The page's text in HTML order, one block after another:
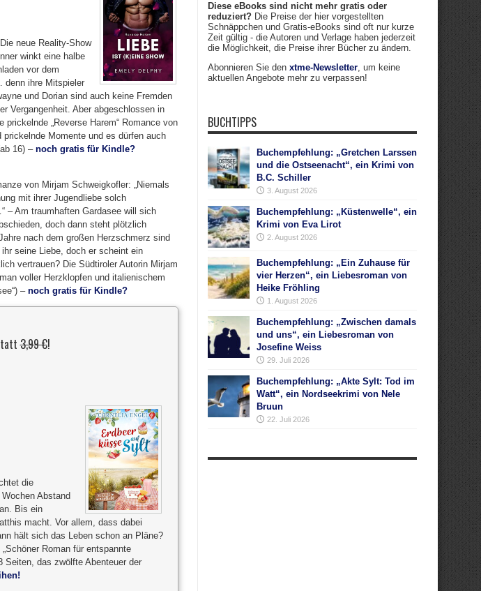
neue Reality-Show
winkt eine halbe
vor dem
denn ihre Mitspieler
und Dorian sind auch keine Fremden
Vergangenheit. Aber abgeschlossen in
„Reverse Harem“ Romance von
Momente und es dürfen auch
16) – noch gratis für Kindle?
von Mirjam Schweigkofler: „Niemals
mit ihrer Jugendliebe solch
– Am traumhaften Gardasee will sich
doch dann steht plötzlich
nach dem großen Herzschmerz sind
seine Liebe, doch er scheint ein
vertrauen? Die Südtiroler Autorin Mirjam
voller Herzklopfen und italienischem
– noch gratis für Kindle?
3,99 €!
die
Abstand
Bis ein
macht. Vor allem, dass dabei
hält sich das Leben schon an Pläne?
Roman für entspannte
Seiten, das zwölfte Abenteuer der
Diese eBooks sind nicht mehr gratis oder
reduziert? Die Preise der hier vorgestellten
Schnäppchen und Gratis-eBooks sind oft nur kurze
Zeit gültig - die Autoren und Verlage haben jederzeit
die Möglichkeit, die Preise ihrer Bücher zu ändern.
Abonnieren Sie den xtme-Newsletter, um keine
aktuellen Angebote mehr zu verpassen!
BUCHTIPPS
Buchempfehlung: „Gretchen Larssen
und die Ostseenacht“, ein Krimi von
B.C. Schiller
3. August 2026
Buchempfehlung: „Küstenwelle“, ein
Krimi von Eva Lirot
2. August 2026
Buchempfehlung: „Ein Zuhause für
vier Herzen“, ein Liebesroman von
Heike Fröhling
1. August 2026
Buchempfehlung: „Zwischen damals
und uns“, ein Liebesroman von
Josefine Weiss
29. Juli 2026
Buchempfehlung: „Akte Sylt: Tod im
Watt“, ein Nordseekrimi von Nele
Bruun
22. Juli 2026